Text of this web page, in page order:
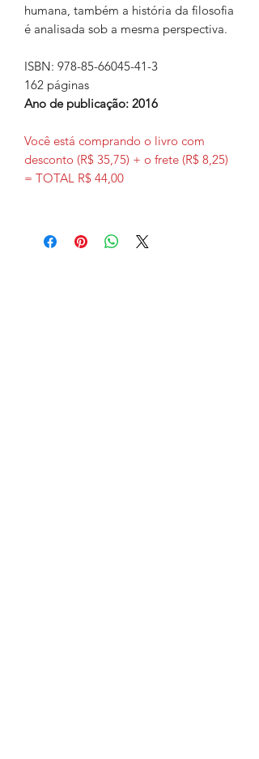
humana, também a história da filosofia
é analisada sob a mesma perspectiva.
ISBN: 978-85-66045-41-3
162 páginas
Ano de publicação: 2016
Você está comprando o livro com
desconto (R$ 35,75) + o frete (R$ 8,25)
= TOTAL R$ 44,00